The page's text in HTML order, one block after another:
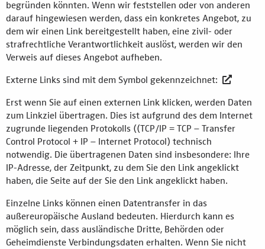
begründen könnten. Wenn wir feststellen oder von anderen
darauf hingewiesen werden, dass ein konkretes Angebot, zu
dem wir einen Link bereitgestellt haben, eine zivil- oder
strafrechtliche Verantwortlichkeit auslöst, werden wir den
Verweis auf dieses Angebot aufheben.
Externe Links sind mit dem Symbol gekennzeichnet:
Erst wenn Sie auf einen externen Link klicken, werden Daten
zum Linkziel übertragen. Dies ist aufgrund des dem Internet
zugrunde liegenden Protokolls ((TCP/IP = TCP – Transfer
Control Protocol + IP – Internet Protocol) technisch
notwendig. Die übertragenen Daten sind insbesondere: Ihre
IP-Adresse, der Zeitpunkt, zu dem Sie den Link angeklickt
haben, die Seite auf der Sie den Link angeklickt haben.
Einzelne Links können einen Datentransfer in das
außereuropäische Ausland bedeuten. Hierdurch kann es
möglich sein, dass ausländische Dritte, Behörden oder
Geheimdienste Verbindungsdaten erhalten. Wenn Sie nicht